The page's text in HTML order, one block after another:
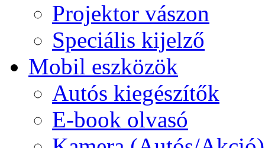
Projektor vászon
Speciális kijelző
Mobil eszközök
Autós kiegészítők
E-book olvasó